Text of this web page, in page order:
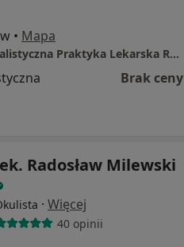
• Mapa
Indywidualna Specjalistyczna Praktyka Lekarska Robert Leszek
Brak ceny
Radosław Milewski
· Więcej
40 opinii